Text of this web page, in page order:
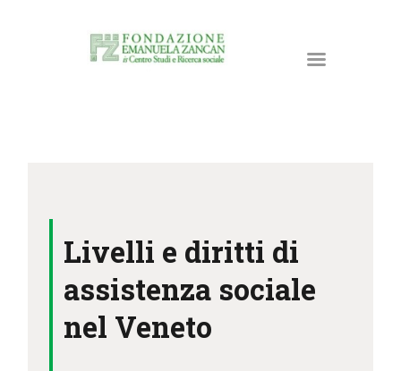
ATTIVITÀ E PROGETTI
RISORSE
NEWS
Livelli e diritti di
assistenza sociale
nel Veneto